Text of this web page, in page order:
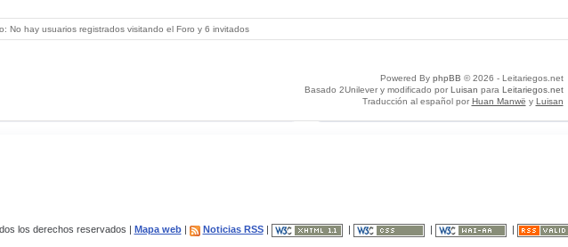
No hay usuarios registrados visitando el Foro y 6 invitados
Powered By phpBB © 2026 - Leitariegos.net
Basado 2Unilever y modificado por Luisan para Leitariegos.net
Traducción al español por Huan Manwë y Luisan
los derechos reservados | Mapa web| Noticias RSS|